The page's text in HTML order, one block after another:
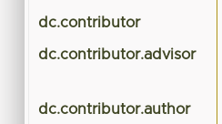
dc.contributor
dc.contributor.advisor
dc.contributor.author